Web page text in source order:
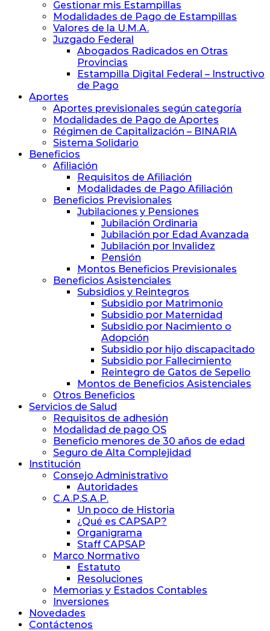
Previsión
Procuradores
Gestionar mis Estampillas
Modalidades de Pago de Estampillas
Valores de la U.M.A.
Juzgado Federal
Abogados Radicados en Otras
Provincias
Estampilla Digital Federal – Instructivo
de Pago
Aportes
Aportes previsionales según categoría
Modalidades de Pago de Aportes
Régimen de Capitalización – BINARIA
Sistema Solidario
Beneficios
Afiliación
Requisitos de Afiliación
Modalidades de Pago Afiliación
Beneficios Previsionales
Jubilaciones y Pensiones
Jubilación Ordinaria
Jubilación por Edad Avanzada
Jubilación por Invalidez
Pensión
Montos Beneficios Previsionales
Beneficios Asistenciales
Subsidios y Reintegros
Subsidio por Matrimonio
Subsidio por Maternidad
Subsidio por Nacimiento o
Adopción
Subsidio por hijo discapacitado
Subsidio por Fallecimiento
Reintegro de Gatos de Sepelio
Montos de Beneficios Asistenciales
Otros Beneficios
Servicios de Salud
Requisitos de adhesión
Modalidad de pago OS
Beneficio menores de 30 años de edad
Seguro de Alta Complejidad
Institución
Consejo Administrativo
Autoridades
C.A.P.S.A.P.
Un poco de Historia
¿Qué es CAPSAP?
Organigrama
Staff CAPSAP
Marco Normativo
Estatuto
Resoluciones
Memorias y Estados Contables
Inversiones
Novedades
Contáctenos